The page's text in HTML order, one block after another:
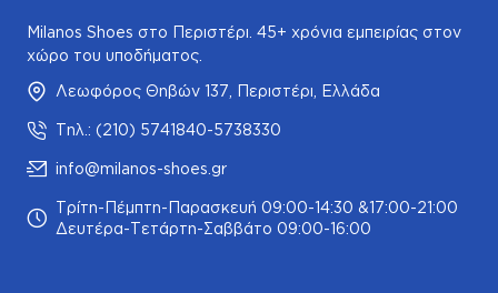
Milanos Shoes στο Περιστέρι. 45+ χρόνια εμπειρίας στον
χώρο του υποδήματος.
Λεωφόρος Θηβών 137, Περιστέρι, Ελλάδα
Τηλ.: (210) 5741840-5738330
info@milanos-shoes.gr
Τρίτη-Πέμπτη-Παρασκευή 09:00-14:30 &17:00-21:00
Δευτέρα-Τετάρτη-Σαββάτο 09:00-16:00